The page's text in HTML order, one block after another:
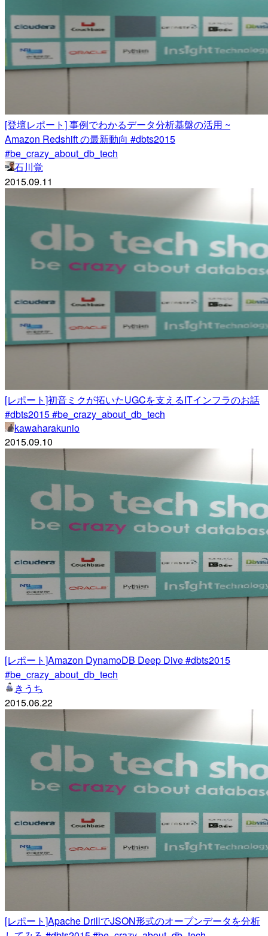
[登壇レポート] 事例でわかるデータ分析基盤の活用 ~
Amazon Redshift の最新動向 #dbts2015
#be_crazy_about_db_tech
石川覚
2015.09.11
[レポート]初音ミクが拓いたUGCを支えるITインフラのお話
#dbts2015 #be_crazy_about_db_tech
kawaharakunio
2015.09.10
[レポート]Amazon DynamoDB Deep Dive #dbts2015
#be_crazy_about_db_tech
きうち
2015.06.22
[レポート]Apache DrillでJSON形式のオープンデータを分析